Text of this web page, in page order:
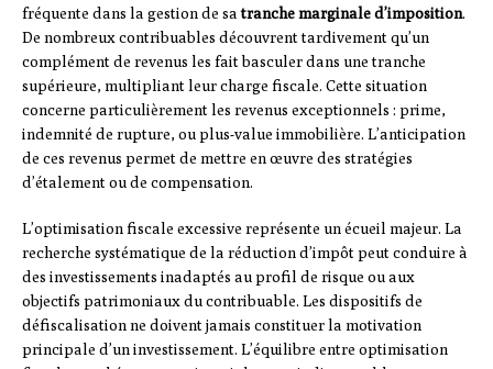
fréquente dans la gestion de satranche marginale d’imposition.
De nombreux contribuables découvrent tardivement qu’un
complément de revenus les fait basculer dans une tranche
supérieure, multipliant leur charge fiscale. Cette situation
concerne particulièrement les revenus exceptionnels : prime,
indemnité de rupture, ou plus-value immobilière. L’anticipation
de ces revenus permet de mettre en œuvre des stratégies
d’étalement ou de compensation.
L’optimisation fiscale excessive représente un écueil majeur. La
recherche systématique de la réduction d’impôt peut conduire à
des investissements inadaptés au profil de risque ou aux
objectifs patrimoniaux du contribuable. Les dispositifs de
défiscalisation ne doivent jamais constituer la motivation
principale d’un investissement. L’équilibre entre optimisation